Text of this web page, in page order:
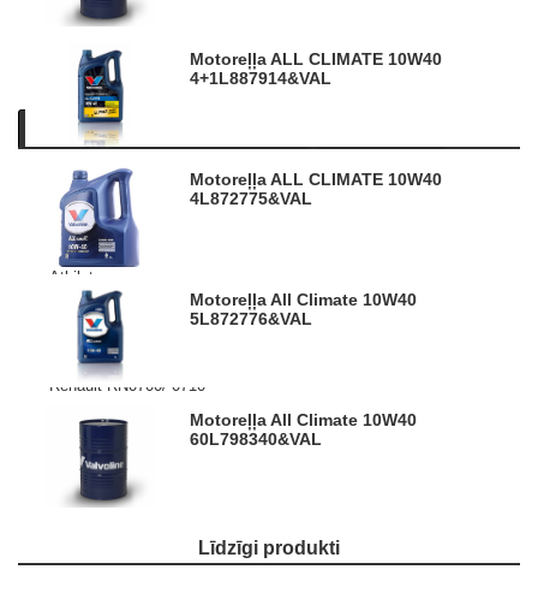
Motoreļļa ALL CLIMATE 10W40
4+1L887914&VAL
Motoreļļa ALL CLIMATE 10W40
4L872775&VAL
Motoreļļa All Climate 10W40
5L872776&VAL
Motoreļļa All Climate 10W40
60L798340&VAL
Apraksts Informācija par produktu
Augstas kvalitātes motoreļļa paredzēta pasažieru un
vieglajiem komerciālajiem benzīna un dīzeļa dzinējiem, gan
ar turbo, gan bez. Piemērota arī sašķidrinātas naftas gāzes
dzinējiem.
Atbilst:
ACEA A3/B4
API: SN, SM, SL/ CF
MB-229.3/ 226.5
PSA B71 2300
Renault RN0700/ 0710
Recommended for use where Fiat
9.55535.D2 and G2 is specified.
Attēliem un video ir ilustratīvs raksturs.
Līdzīgi produkti